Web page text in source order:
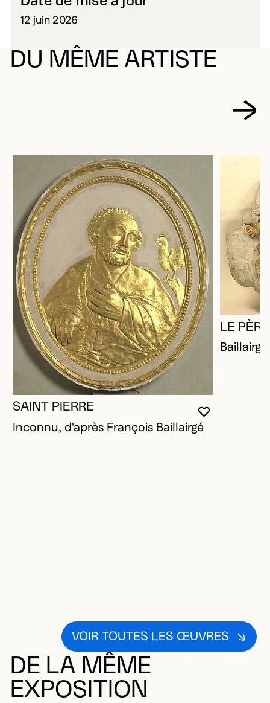
12 juin 2026
DU MÊME ARTISTE
VOUS
FERMER
OUVRIR LA
SAINT PIERRE
Inconnu, d'après François Baillairgé
LE
VOIR TOUTES LES ŒUVRES
DE LA MÊME
EXPOSITION